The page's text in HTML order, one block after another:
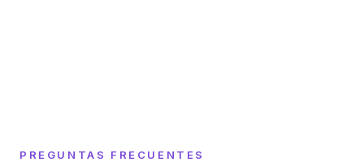
PREGUNTAS FRECUENTES